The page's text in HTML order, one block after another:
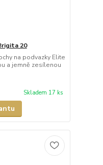
20
na podvazky Elite
a jemně zesílenou
Skladem 17 ks